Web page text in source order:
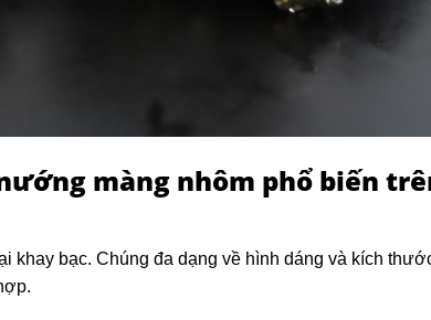
màng nhôm phổ biến
khay bạc. Chúng đa dạng về hình dáng và kích